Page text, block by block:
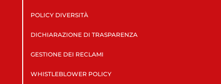
POLICY DIVERSITÀ
DICHIARAZIONE DI TRASPARENZA
GESTIONE DEI RECLAMI
WHISTLEBLOWER POLICY